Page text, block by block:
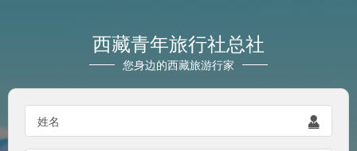
西藏青年旅行社总社
您身边的西藏旅游行家
姓名 